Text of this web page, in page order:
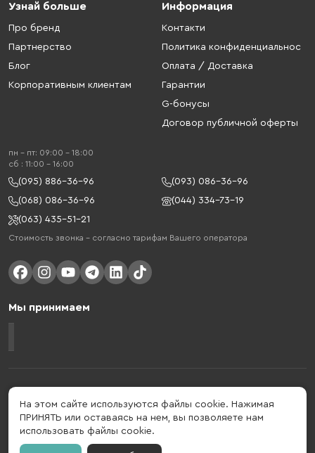
Узнай больше
Про бренд
Партнерство
Блог
Корпоративным клиентам
Информация
Контакти
Политика конфиденциальнос
Оплата / Доставка
Гарантии
G-бонусы
Договор публичной оферты
пн - пт: 09:00 - 18:00
cб : 11:00 - 16:00
(095) 886-36-96
(093) 086-36-96
(068) 086-36-96
(044) 334-73-19
(063) 435-51-21
Стоимость звонка – согласно тарифам Вашего оператора
Мы принимаем
Gelius - украинский бренд, который активно развивается в сфере
умных гаджетов и мобильных аксессуаров. Бренд подтвержден в 2013
году. Gelius - это больше, чем просто бренд, этот стиль жизни,
который об'єднує в собі драйв, радость, скорость, новації и
практичність.
На этом сайте используются файлы cookie. Нажимая
ПРИНЯТЬ или оставаясь на нем, вы позволяете нам
использовать файлы cookie.